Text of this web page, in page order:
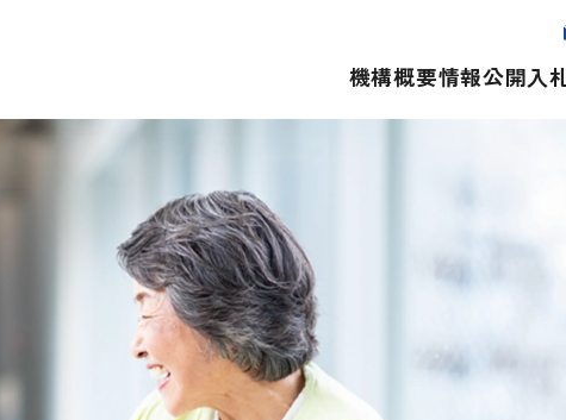
機構概要情報公開入